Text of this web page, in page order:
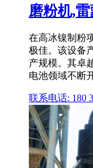
磨粉机,
在高冰镍制粉
极佳。该设备
产规模。其卓
电池领域不断
联系电话: 180